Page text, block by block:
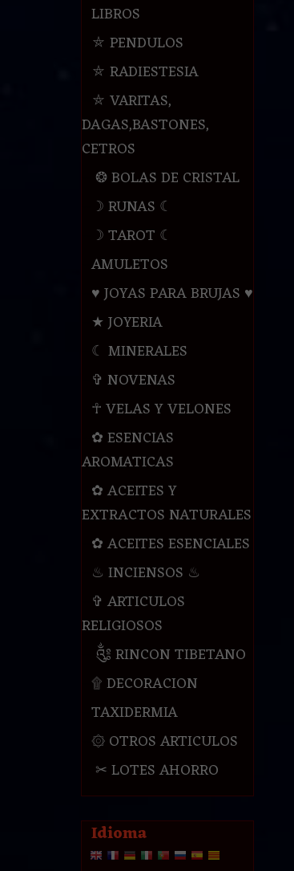
LIBROS
⛤ PENDULOS
⛤ RADIESTESIA
⛤ VARITAS,
DAGAS,BASTONES,
CETROS
❂ BOLAS DE CRISTAL
☽ RUNAS ☾
☽ TAROT ☾
AMULETOS
♥ JOYAS PARA BRUJAS ♥
★ JOYERIA
☾ MINERALES
✞ NOVENAS
☥ VELAS Y VELONES
✿ ESENCIAS
AROMATICAS
✿ ACEITES Y
EXTRACTOS NATURALES
✿ ACEITES ESENCIALES
♨ INCIENSOS ♨
✞ ARTICULOS
RELIGIOSOS
༃ RINCON TIBETANO
۩ DECORACION
TAXIDERMIA
۞ OTROS ARTICULOS
✂ LOTES AHORRO
Idioma